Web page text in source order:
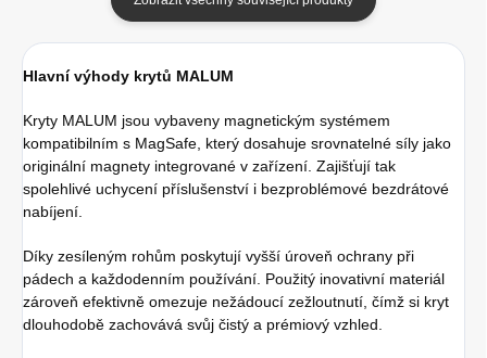
Hlavní výhody krytů MALUM
Kryty MALUM jsou vybaveny magnetickým systémem
kompatibilním s MagSafe, který dosahuje srovnatelné síly jako
originální magnety integrované v zařízení. Zajišťují tak
spolehlivé uchycení příslušenství i bezproblémové bezdrátové
nabíjení.
Díky zesíleným rohům poskytují vyšší úroveň ochrany při
pádech a každodenním používání. Použitý inovativní materiál
zároveň efektivně omezuje nežádoucí zežloutnutí, čímž si kryt
dlouhodobě zachovává svůj čistý a prémiový vzhled.